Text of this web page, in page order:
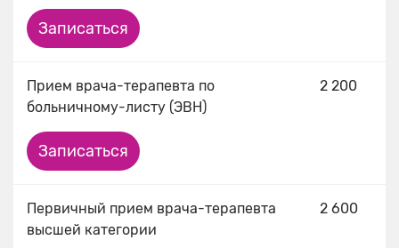
Записаться
Прием врача-терапевта по
больничному-листу (ЭВН)
2 200
Записаться
Первичный прием врача-терапевта
высшей категории
2 600